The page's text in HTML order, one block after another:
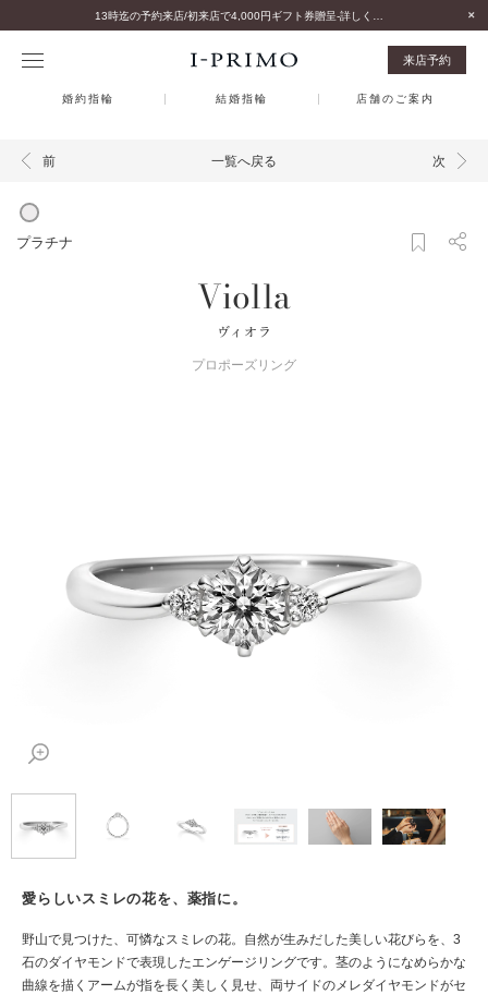
来店予約
婚約指輪 結婚指輪 店舗のご案内
前 一覧へ戻る 次
プラチナ
Violla
ヴィオラ
プロポーズリング
愛らしいスミレの花を、薬指に。
野山で見つけた、可憐なスミレの花。自然が生みだした美しい花びらを、3
石のダイヤモンドで表現したエンゲージリングです。茎のようになめらかな
曲線を描くアームが指を長く美しく見せ、両サイドのメレダイヤモンドがセ